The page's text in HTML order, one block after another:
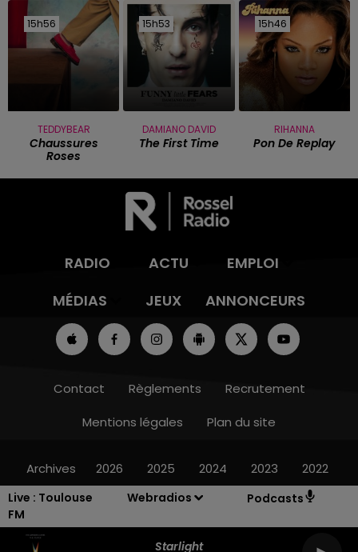
Live : Toulouse
FM
Webradios Podcasts
Starlight
15h56
15h56
TEDDYBEAR
Chaussures
Roses
15h53
15h53
DAMIANO DAVID
The First Time
15h46
15h46
RIHANNA
Pon De Replay
RADIO ACTU
EMPLOI
MÉDIAS
JEUX ANNONCEURS
Contact Règlements
Recrutement
Mentions légales
Plan du site
Archives 2026 2025 2024 2023 2022